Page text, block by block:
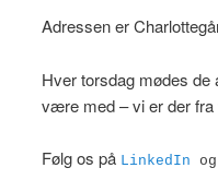
Adressen er
Hver torsdag mødes de
være med – vi er der fra
Følg os på LinkedIn og